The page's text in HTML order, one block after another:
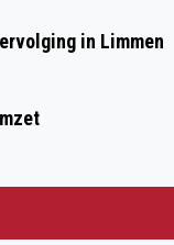
in Limmen